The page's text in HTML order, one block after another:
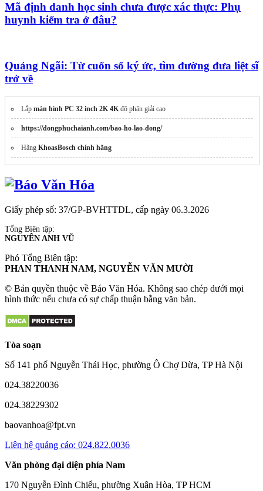
Mã định danh học sinh chưa được xác thực: Phụ
huynh kiểm tra ở đâu?
Quảng Ngãi: Từ cuốn sổ ký ức, tìm đường đưa liệt sĩ
trở về
Lắp màn hình PC 32 inch 2K 4Kđộ phân giải cao
https://dongphuchaianh.com/bao-ho-lao-dong/
Hãng KhoasBosch chính hãng
Giấy phép số: 37/GP-BVHTTDL, cấp ngày 06.3.2026
Tổng Biên tập:
NGUYỄN ANH VŨ
Phó Tổng Biên tập:
PHAN THANH NAM, NGUYỄN VĂN MƯỜI
© Bản quyền thuộc về Báo Văn Hóa. Không sao chép dưới mọi
hình thức nếu chưa có sự chấp thuận bằng văn bản.
Tòa soạn
Số 141 phố Nguyễn Thái Học, phường Ô Chợ Dừa, TP Hà Nội
024.38220036
024.38229302
baovanhoa@fpt.vn
Liên hệ quảng cáo: 024.822.0036
Văn phòng đại diện phía Nam
170 Nguyễn Đình Chiểu, phường Xuân Hòa, TP HCM